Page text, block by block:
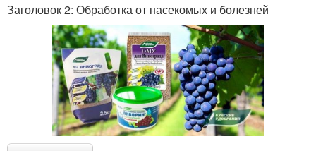
Заголовок 2: Обработка от насекомых и болезней